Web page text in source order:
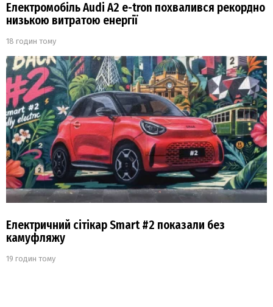
Електромобіль Audi A2 e-tron похвалився рекордно
низькою витратою енергії
18 годин тому
Електричний сітікар Smart #2 показали без
камуфляжу
19 годин тому